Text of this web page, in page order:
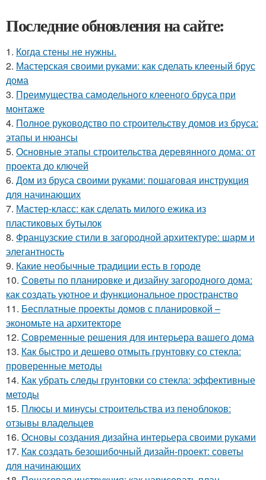
Последние обновления на сайте:
1. Когда стены не нужны.
2. Мастерская своими руками: как сделать клееный брус
дома
3. Преимущества самодельного клееного бруса при
монтаже
4. Полное руководство по строительству домов из бруса:
этапы и нюансы
5. Основные этапы строительства деревянного дома: от
проекта до ключей
6. Дом из бруса своими руками: пошаговая инструкция
для начинающих
7. Мастер-класс: как сделать милого ежика из
пластиковых бутылок
8. Французские стили в загородной архитектуре: шарм и
элегантность
9. Какие необычные традиции есть в городе
10. Советы по планировке и дизайну загородного дома:
как создать уютное и функциональное пространство
11. Бесплатные проекты домов с планировкой –
экономьте на архитекторе
12. Современные решения для интерьера вашего дома
13. Как быстро и дешево отмыть грунтовку со стекла:
проверенные методы
14. Как убрать следы грунтовки со стекла: эффективные
методы
15. Плюсы и минусы строительства из пеноблоков:
отзывы владельцев
16. Основы создания дизайна интерьера своими руками
17. Как создать безошибочный дизайн-проект: советы
для начинающих